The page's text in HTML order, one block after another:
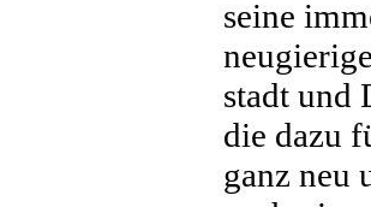
seine
stadt und
die dazu
ganz neu